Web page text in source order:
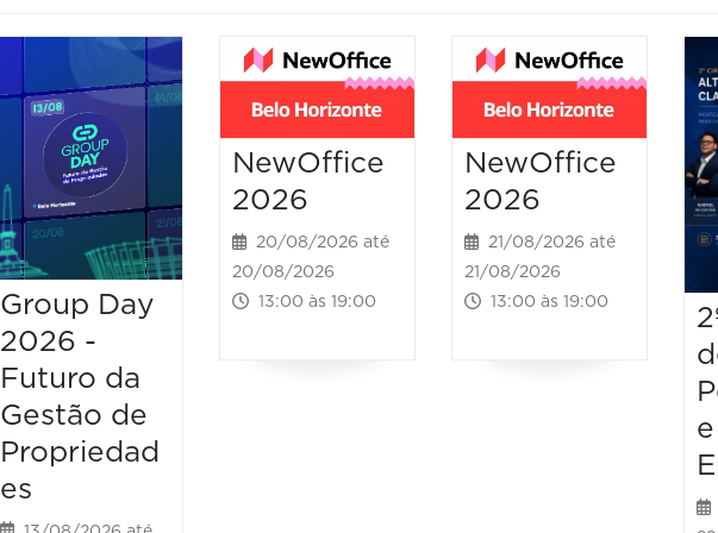
Group Day
2026 -
Futuro da
Gestão de
Propriedad
es
NewOffice
2026
20/08/2026 até
20/08/2026
13:00 às 19:00
NewOffice
2026
21/08/2026 até
21/08/2026
13:00 às 19:00